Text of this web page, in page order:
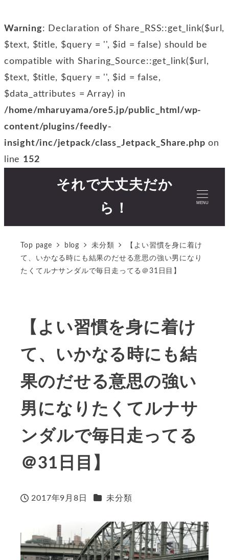
Warning: Declaration of Share_RSS::get_link($url,
$text, $title, $query = '', $id = false) should be
compatible with Sharing_Source::get_link($url,
$text, $title, $query = '', $id = false,
$data_attributes = Array) in
/home/mharuyama/ore5.jp/public_html/wp-
content/plugins/feedly-
insight/inc/jetpack/class_Jetpack_Share.php on
line 152
それで大丈夫だか
ら！
MENU
Top page blog 未分類
【よい習慣を身に着け
て、いかなる時にも結果のだせる意思の強い男になり
たくてルナサンダルで毎日走ってる＠31日目】
【よい習慣を身に着け
て、いかなる時にも結
果のだせる意思の強い
男になりたくてルナサ
ンダルで毎日走ってる
＠31日目】
投稿日
2017年9月8日 カテゴリー
未分類